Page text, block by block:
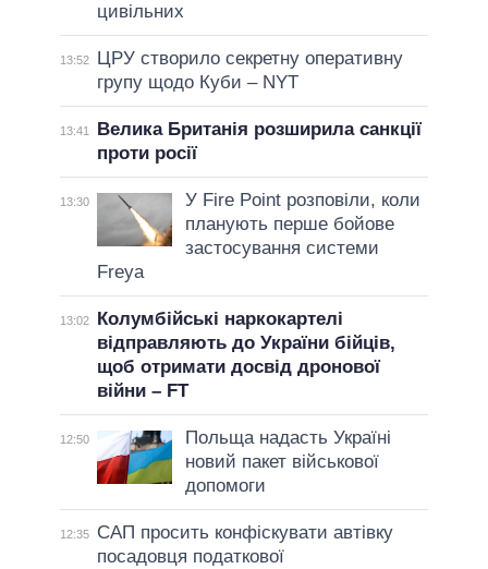
цивільних
13:52
ЦРУ створило секретну оперативну
групу щодо Куби – NYT
13:41
Велика Британія розширила санкції
проти росії
13:30
У Fire Point розповіли, коли
планують перше бойове
застосування системи
Freya
13:02
Колумбійські наркокартелі
відправляють до України бійців,
щоб отримати досвід дронової
війни – FT
12:50
Польща надасть Україні
новий пакет військової
допомоги
12:35
САП просить конфіскувати автівку
посадовця податкової